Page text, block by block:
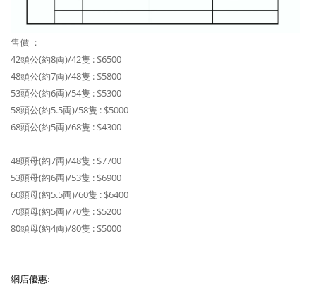
售價 ：
42頭公(約8両)/42隻 : $6500
48頭公(約7両)/48隻 : $5800
53頭公(約6両)/54隻 : $5300
58頭公(約5.5両)/58隻 : $5000
68頭公(約5両)/68隻 : $4300
48頭母(約7両)/48隻 : $7700
53頭母(約6両)/53隻 : $6900
60頭母(約5.5両)/60隻 : $6400
70頭母(約5両)/70隻 : $5200
80頭母(約4両)/80隻 : $5000
網店優惠: